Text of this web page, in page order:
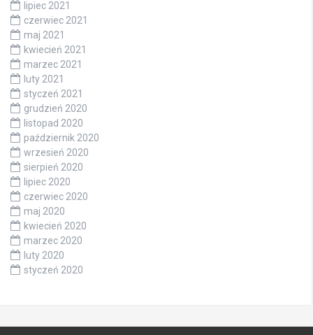
lipiec 2021
czerwiec 2021
maj 2021
kwiecień 2021
marzec 2021
luty 2021
styczeń 2021
grudzień 2020
listopad 2020
październik 2020
wrzesień 2020
sierpień 2020
lipiec 2020
czerwiec 2020
maj 2020
kwiecień 2020
marzec 2020
luty 2020
styczeń 2020